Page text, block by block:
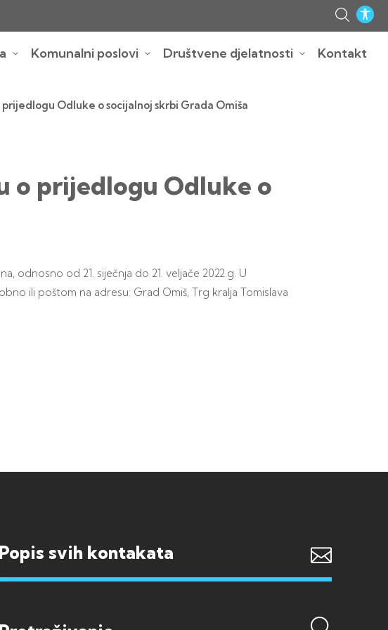
Komunalni poslovi Društvene djelatnosti Kontakt
Odluke o socijalnoj skrbi Grada Omiša
o prijedlogu Odluke o
odnosno od 21. siječnja do 21. veljače 2022.g. U
ili poštom na adresu: Grad Omiš, Trg kralja Tomislava
Popis svih kontakata